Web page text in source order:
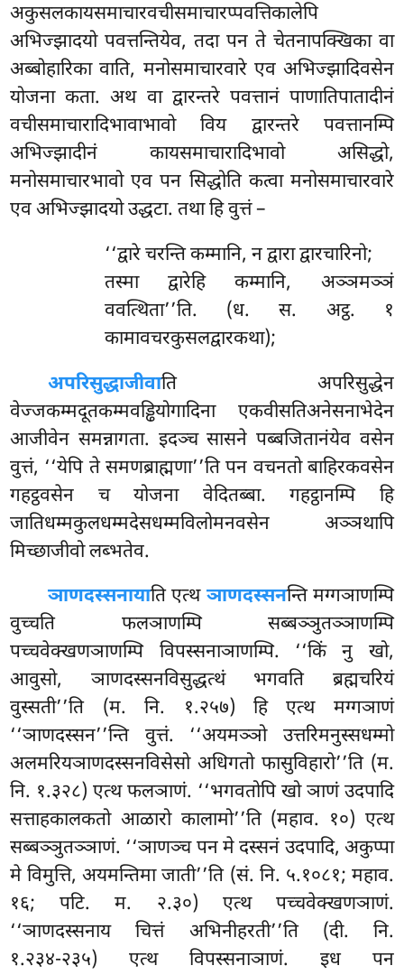
अकुसलकायसमाचारवचीसमाचारप्पवत्तिकालेपि
अभिज्झादयो पवत्तन्तियेव, तदा पन ते चेतनापक्खिका वा
अब्बोहारिका वाति, मनोसमाचारवारे एव अभिज्झादिवसेन
योजना कता. अथ वा द्वारन्तरे पवत्तानं पाणातिपातादीनं
वचीसमाचारादिभावाभावो विय द्वारन्तरे पवत्तानम्पि
अभिज्झादीनं कायसमाचारादिभावो असिद्धो,
मनोसमाचारभावो एव पन सिद्धोति कत्वा मनोसमाचारवारे
एव अभिज्झादयो उद्धटा. तथा हि वुत्तं –
‘‘द्वारे चरन्ति कम्मानि, न द्वारा द्वारचारिनो;
तस्मा द्वारेहि कम्मानि, अञ्ञमञ्ञं
ववत्थिता’’ति. (ध. स. अट्ठ. १
कामावचरकुसलद्वारकथा);
अपरिसुद्धाजीवाति अपरिसुद्धेन
वेज्जकम्मदूतकम्मवड्ढियोगादिना एकवीसतिअनेसनाभेदेन
आजीवेन समन्नागता. इदञ्च सासने पब्बजितानंयेव वसेन
वुत्तं, ‘‘येपि ते समणब्राह्मणा’’ति पन वचनतो बाहिरकवसेन
गहट्ठवसेन च योजना वेदितब्बा. गहट्ठानम्पि हि
जातिधम्मकुलधम्मदेसधम्मविलोमनवसेन अञ्ञथापि
मिच्छाजीवो लब्भतेव.
ञाणदस्सनायाति एत्थ ञाणदस्सनन्ति मग्गञाणम्पि
वुच्चति फलञाणम्पि सब्बञ्ञुतञ्ञाणम्पि
पच्चवेक्खणञाणम्पि विपस्सनाञाणम्पि. ‘‘किं नु खो,
आवुसो, ञाणदस्सनविसुद्धत्थं भगवति ब्रह्मचरियं
वुस्सती’’ति (म. नि. १.२५७) हि एत्थ मग्गञाणं
‘‘ञाणदस्सन’’न्ति वुत्तं. ‘‘अयमञ्ञो उत्तरिमनुस्सधम्मो
अलमरियञाणदस्सनविसेसो अधिगतो फासुविहारो’’ति (म.
नि. १.३२८) एत्थ फलञाणं. ‘‘भगवतोपि खो ञाणंउदपादि
सत्ताहकालकतो आळारो कालामो’’ति (महाव. १०) एत्थ
सब्बञ्ञुतञ्ञाणं. ‘‘ञाणञ्च पन मे दस्सनं उदपादि, अकुप्पा
मे विमुत्ति, अयमन्तिमा जाती’’ति (सं. नि. ५.१०८१; महाव.
१६; पटि. म. २.३०) एत्थ पच्चवेक्खणञाणं.
‘‘ञाणदस्सनाय चित्तं अभिनीहरती’’ति (दी. नि.
१.२३४-२३५) एत्थ विपस्सनाञाणं. इध पन